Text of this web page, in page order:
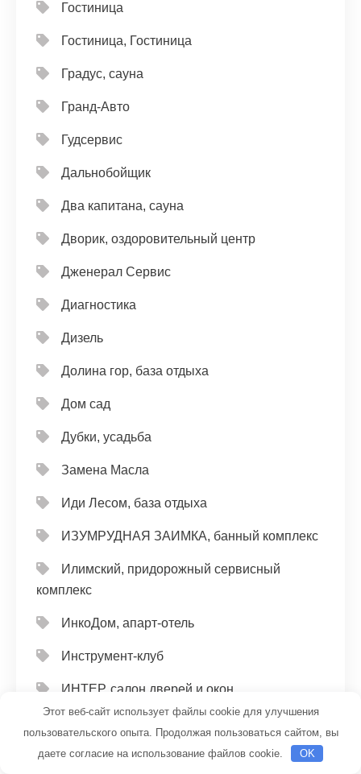
Гостиница
Гостиница, Гостиница
Градус, сауна
Гранд-Авто
Гудсервис
Дальнобойщик
Два капитана, сауна
Дворик, оздоровительный центр
Дженерал Сервис
Диагностика
Дизель
Долина гор, база отдыха
Дом сад
Дубки, усадьба
Замена Масла
Иди Лесом, база отдыха
ИЗУМРУДНАЯ ЗАИМКА, банный комплекс
Илимский, придорожный сервисный
комплекс
ИнкоДом, апарт-отель
Инструмент-клуб
ИНТЕР, салон дверей и окон
Иргина, гостиница
Исток, участок банно-прачечного хозяйства
Этот веб-сайт использует файлы cookie для улучшения
пользовательского опыта. Продолжая пользоваться сайтом, вы
даете согласие на использование файлов cookie.
OK